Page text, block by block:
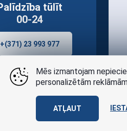
tūlīt
00-24
+(371) 23 993 977
unlietošanas noteikumi
Mēs izmantojam
personalizētām
ATĻAUT